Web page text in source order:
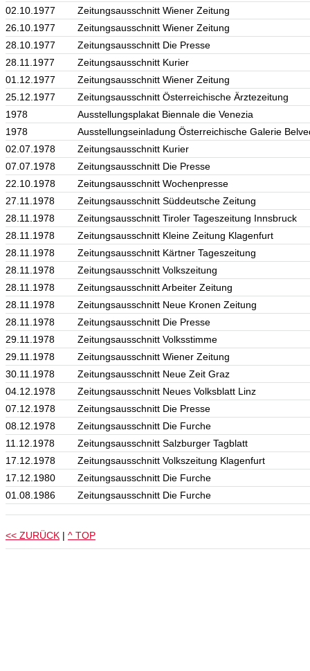
02.10.1977
Zeitungsausschnitt Wiener Zeitung
26.10.1977
Zeitungsausschnitt Wiener Zeitung
28.10.1977
Zeitungsausschnitt Die Presse
28.11.1977
Zeitungsausschnitt Kurier
01.12.1977
Zeitungsausschnitt Wiener Zeitung
25.12.1977
Zeitungsausschnitt Österreichische Ärztezeitung
1978
Ausstellungsplakat Biennale die Venezia
1978
Ausstellungseinladung Österreichische Galerie
02.07.1978
Zeitungsausschnitt Kurier
07.07.1978
Zeitungsausschnitt Die Presse
22.10.1978
Zeitungsausschnitt Wochenpresse
27.11.1978
Zeitungsausschnitt Süddeutsche Zeitung
28.11.1978
Zeitungsausschnitt Tiroler Tageszeitung Innsbruck
28.11.1978
Zeitungsausschnitt Kleine Zeitung Klagenfurt
28.11.1978
Zeitungsausschnitt Kärtner Tageszeitung
28.11.1978
Zeitungsausschnitt Volkszeitung
28.11.1978
Zeitungsausschnitt Arbeiter Zeitung
28.11.1978
Zeitungsausschnitt Neue Kronen Zeitung
28.11.1978
Zeitungsausschnitt Die Presse
29.11.1978
Zeitungsausschnitt Volksstimme
29.11.1978
Zeitungsausschnitt Wiener Zeitung
30.11.1978
Zeitungsausschnitt Neue Zeit Graz
04.12.1978
Zeitungsausschnitt Neues Volksblatt Linz
07.12.1978
Zeitungsausschnitt Die Presse
08.12.1978
Zeitungsausschnitt Die Furche
11.12.1978
Zeitungsausschnitt Salzburger Tagblatt
17.12.1978
Zeitungsausschnitt Volkszeitung Klagenfurt
17.12.1980
Zeitungsausschnitt Die Furche
01.08.1986
Zeitungsausschnitt Die Furche
<< ZURÜCK | ^ TOP